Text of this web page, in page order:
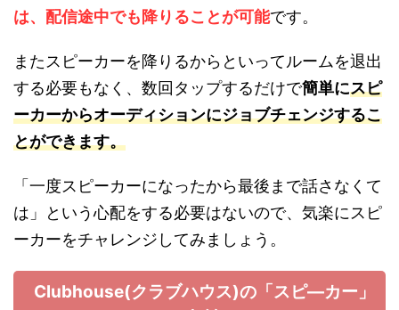
は、配信途中でも降りることが可能です。
またスピーカーを降りるからといってルームを退出
する必要もなく、数回タップするだけで簡単にスピ
ーカーからオーディションにジョブチェンジするこ
とができます。
「一度スピーカーになったから最後まで話さなくて
は」という心配をする必要はないので、気楽にスピ
ーカーをチャレンジしてみましょう。
Clubhouse(クラブハウス)の「スピ―カー」